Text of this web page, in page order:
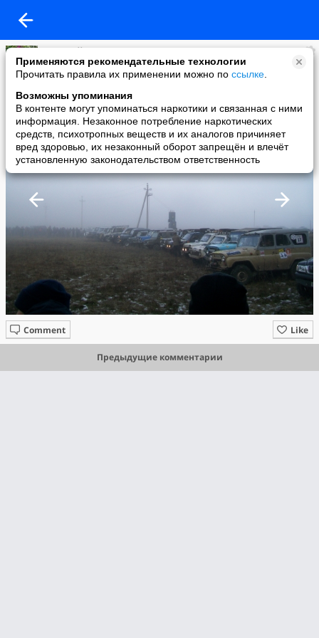
Применяются рекомендательные технологии
Прочитать правила их применении можно по ссылке
Возможны упоминания
В контенте могут упоминаться наркотики и связанная с ними
информация. Незаконное потребление наркотических
средств, психотропных веществ и их аналогов причиняет
вред здоровью, их незаконный оборот запрещён и влечёт
установленную законодательством ответственность
Виталий Чегерёв
added a photo
30 Nov в 16:19
Like
Comment
Предыдущие комментарии